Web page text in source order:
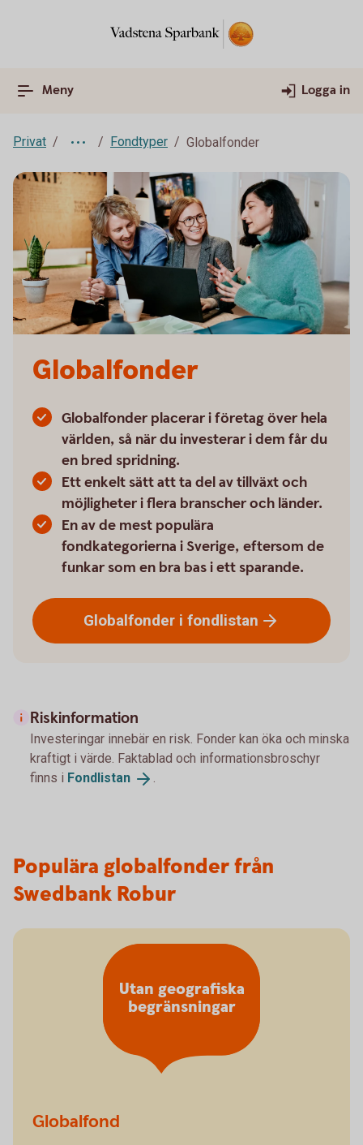
Meny Logga in
Privat Fondtyper Globalfonder
Globalfonder
Globalfonder placerar i företag över hela
världen, så när du investerar i dem får du
en bred spridning.
Ett enkelt sätt att ta del av tillväxt och
möjligheter i flera branscher och länder.
En av de mest populära
fondkategorierna i Sverige, eftersom de
funkar som en bra bas i ett sparande.
Globalfonder i fondlistan
Riskinformation
Investeringar innebär en risk. Fonder kan öka och minska
kraftigt i värde. Faktablad och informationsbroschyr
finns i Fondlistan .
Populära globalfonder från
Swedbank Robur
Globalfond
Utan geografiska
begränsningar